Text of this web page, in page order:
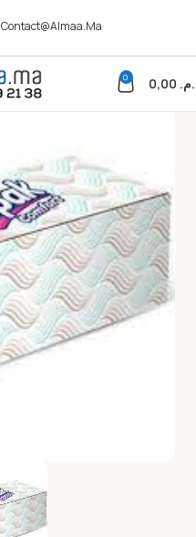
Contact@almaa.ma
0